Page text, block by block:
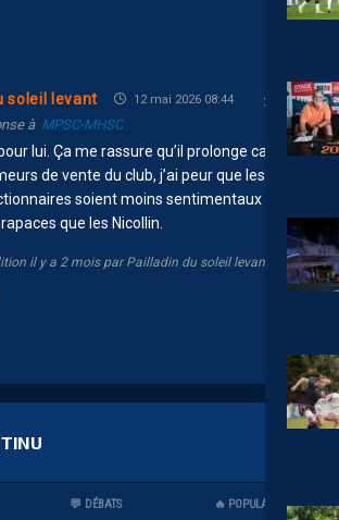
soleil levant 12 mai 2026 08:44
à MPSC-MHSC
lui. Ça me rassure qu’il prolonge car
de vente du club, j’ai peur que les
soient moins sentimentaux et
que les Nicollin.
il y a 2 mois par Pailladin du soleil levant
💬 DÉBATS 🔥 POPULAIRES